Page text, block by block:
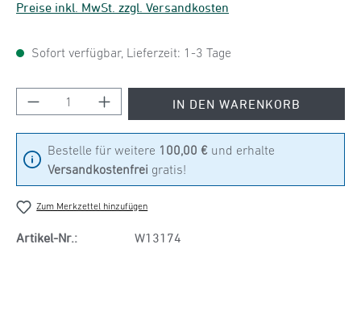
Preise inkl. MwSt. zzgl. Versandkosten
Sofort verfügbar, Lieferzeit: 1-3 Tage
Produkt Anzahl: Gib den gewünschten Wert
IN DEN WARENKORB
Bestelle für weitere 100,00 € und erhalte
Versandkostenfrei gratis!
Zum Merkzettel hinzufügen
Artikel-Nr.: W13174